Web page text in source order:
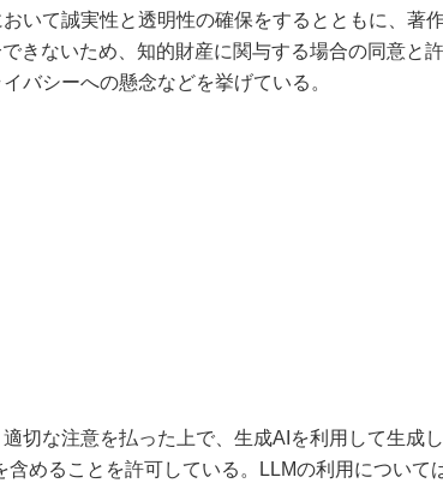
いて誠実性と透明性の確保をするとともに、著
きないため、知的財産に関与する場合の同意と
バシーへの懸念などを挙げている。
切な注意を払った上で、生成AIを利用して生成
含めることを許可している。LLMの利用について